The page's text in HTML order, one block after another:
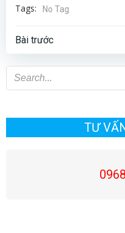
Tags: No Tag
Điều
hướng
viết
Bài trước
TƯ